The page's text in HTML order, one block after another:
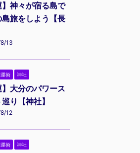
】神々が宿る島で
島旅をしよう【長
13
術 神社
】大分のパワース
り【神社】
12
術 神社